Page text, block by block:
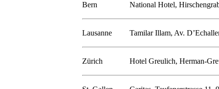
Bern National Hotel,
Lausanne Tamilar Illam, Av.
Zürich Hotel Greulich, Herman-